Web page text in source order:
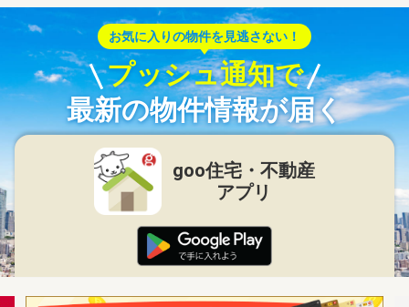
お気に入りの物件を見逃さない！
プッシュ通知で
最新の物件情報が届く
goo住宅・不動産
アプリ